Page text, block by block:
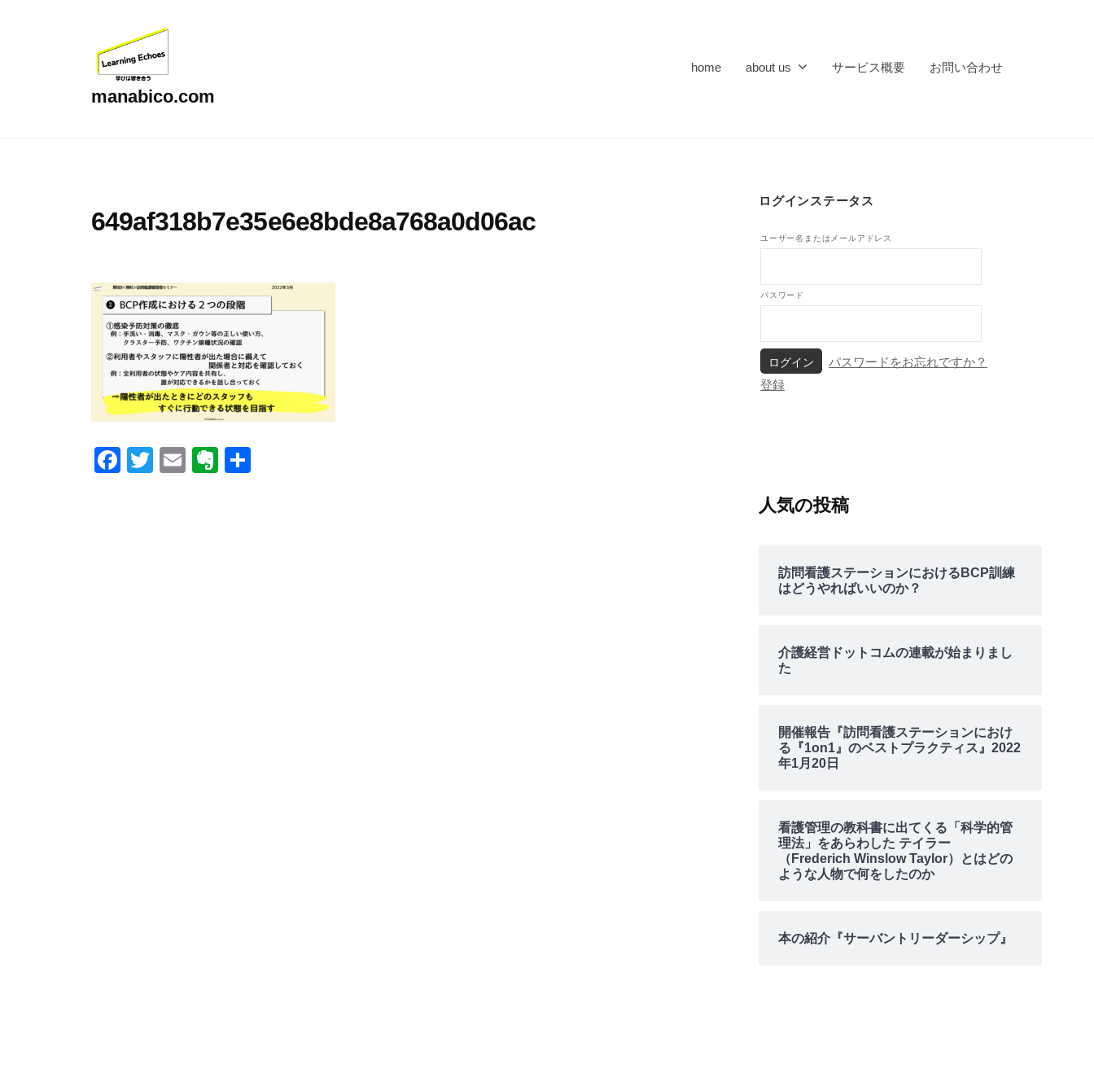
manabico.com
n
g
home about us サービス概要 お問い合わせ
649af318b7e35e6e8bde8a768a0d06ac
F
T
E
E
ログインステータス
ユーザー名またはメールアドレス
パスワード
パスワードをお忘れですか？
登録
人気の投稿
訪問看護ステーションにおけるBCP訓練
はどうやればいいのか？
介護経営ドットコムの連載が始まりまし
た
開催報告『訪問看護ステーションにおけ
る『1on1』のベストプラクティス』2022
年1月20日
看護管理の教科書に出てくる「科学的管
理法」をあらわした テイラー
（Frederich Winslow Taylor）とはどの
ような人物で何をしたのか
本の紹介『サーバントリーダーシップ』